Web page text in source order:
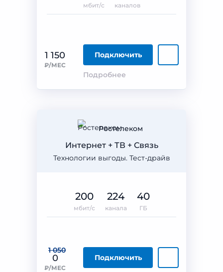
1 150
₽/МЕС
Подключить
Подробнее
мбит/с каналов
Ростелеком
Технологии выгоды. Тест-драйв
Интернет + ТВ + Связь
1 050
0
₽/МЕС
Подключить
200
мбит/с
224
канала
40
ГБ